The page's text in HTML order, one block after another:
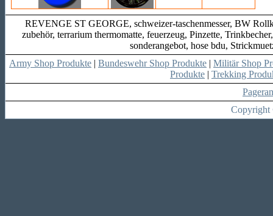
REVENGE ST GEORGE, schweizer-taschenmesser, BW
zubehör, terrarium thermomatte, feuerzeug, Pinzette,
sonderangebot, hose bdu,
Army Shop Produkte | Bundeswehr Shop Produkte | Militär Shop
Produkte | Trekking